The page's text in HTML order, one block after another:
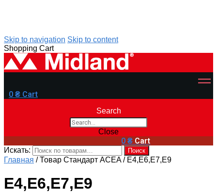
Skip to navigation Skip to content
Shopping Cart
0 ₴ Cart
Search
Close
0₴ Cart
Искать: Поиск
Главная /Товар Стандарт ACEA/ E4,E6,E7,E9
E4,E6,E7,E9